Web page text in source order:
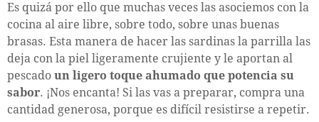
Es quizá por ello que muchas veces las asociemos con la
cocina al aire libre, sobre todo, sobre unas buenas
brasas. Esta manera de hacer las sardinas la parrilla las
deja con la piel ligeramente crujiente y le aportan al
pescado un ligero toque ahumado que potencia su
sabor. ¡Nos encanta! Si las vas a preparar, compra una
cantidad generosa, porque es difícil resistirse a repetir.